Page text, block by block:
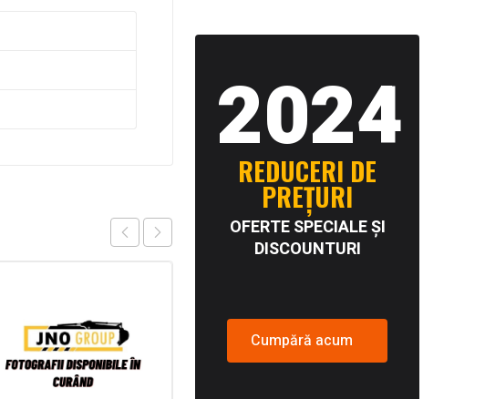
2024
REDUCERI DE
PREȚURI
OFERTE SPECIALE ȘI
DISCOUNTURI
Cumpără acum